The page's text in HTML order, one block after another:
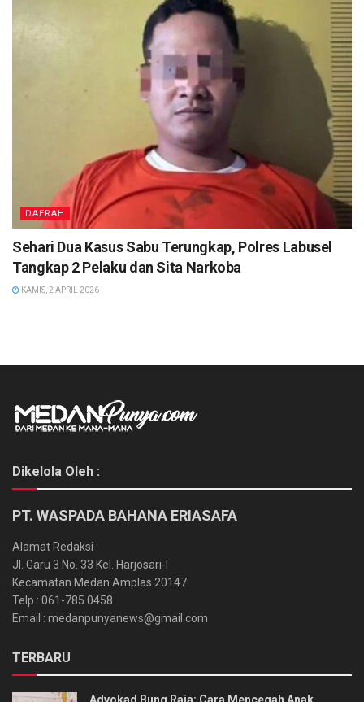
DAERAH
Sehari Dua Kasus Sabu Terungkap, Polres Labusel
Tangkap 2 Pelaku dan Sita Narkoba
KAMIS, 2 APRIL 2026
Dikelola Oleh :
PT. WASPADA BAHANA ERIASAFA
Alamat Redaksi :
Jl. Garu 3 No. 33 Kel. Harjosari-I
Kecamatan Medan Amplas 20147
Telp : 061-785 0458
Email : medanpunyanews@gmail.com
TERBARU
Advokad Bung Raja: Cara Mencegah Anak